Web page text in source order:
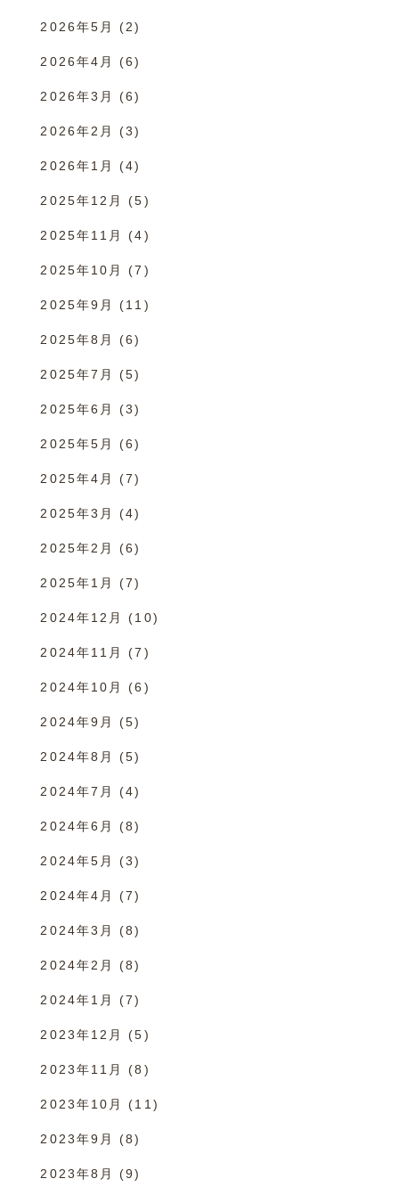
2026年5月 (2)
2026年4月 (6)
2026年3月 (6)
2026年2月 (3)
2026年1月 (4)
2025年12月 (5)
2025年11月 (4)
2025年10月 (7)
2025年9月 (11)
2025年8月 (6)
2025年7月 (5)
2025年6月 (3)
2025年5月 (6)
2025年4月 (7)
2025年3月 (4)
2025年2月 (6)
2025年1月 (7)
2024年12月 (10)
2024年11月 (7)
2024年10月 (6)
2024年9月 (5)
2024年8月 (5)
2024年7月 (4)
2024年6月 (8)
2024年5月 (3)
2024年4月 (7)
2024年3月 (8)
2024年2月 (8)
2024年1月 (7)
2023年12月 (5)
2023年11月 (8)
2023年10月 (11)
2023年9月 (8)
2023年8月 (9)